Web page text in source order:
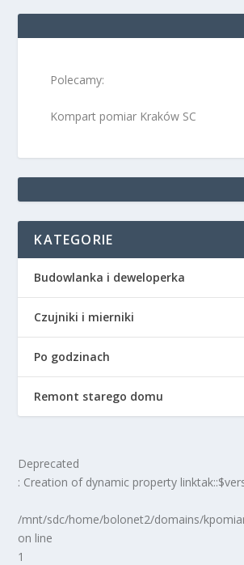
Polecamy:
Kompart pomiar Kraków SC
KATEGORIE
Budowlanka i deweloperka
Czujniki i mierniki
Po godzinach
Remont starego domu
Deprecated
: Creation of dynamic property
/mnt/sdc/home/bolonet2/domains/
on line
1